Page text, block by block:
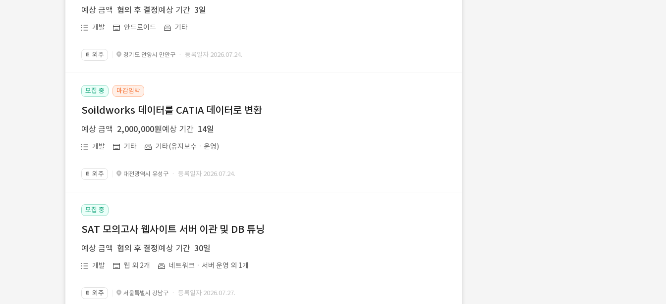
예상 금액 협의 후 결정 예상 기간 3일
개발 안드로이드 기타
📔 외주 경기도 안양시 만안구 · 등록일자 2026.07.24.
모집 중 마감임박
Soildworks 데이터를 CATIA 데이터로 변환
예상 금액 2,000,000원 예상 기간 14일
개발 기타 기타(유지보수ㆍ운영)
📔 외주 대전광역시 유성구 · 등록일자 2026.07.24.
모집 중
SAT 모의고사 웹사이트 서버 이관 및 DB 튜닝
예상 금액 협의 후 결정 예상 기간 30일
개발 웹 외 2개 네트워크ㆍ서버 운영 외 1개
📔 외주 서울특별시 강남구 · 등록일자 2026.07.27.